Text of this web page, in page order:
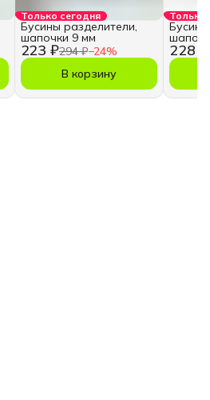
Только сегодня
223 ₽294 ₽−24%
Бусины разделители,
шапочки 9 мм
В корзину
Только
228 ₽